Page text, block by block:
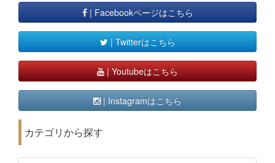
| Facebookページはこちら
| Twitterはこちら
| Youtubeはこちら
| Instagramはこちら
カテゴリから探す